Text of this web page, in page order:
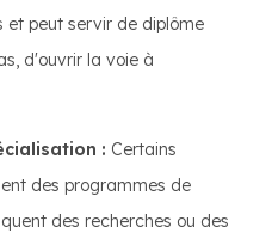
et peut servir de diplôme
d'ouvrir la voie à
: Certains
des programmes de
des recherches ou des